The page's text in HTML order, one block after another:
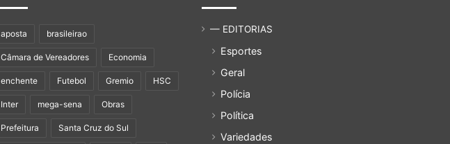
aposta brasileirao
Câmara de Vereadores Economia
enchente Futebol Gremio HSC
Inter mega-sena Obras
Prefeitura Santa Cruz do Sul
— EDITORIAS
Esportes
Geral
Polícia
Política
Variedades